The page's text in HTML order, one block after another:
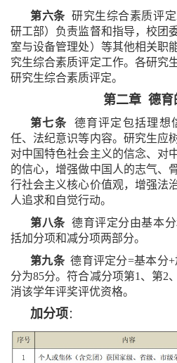
第六条研究生综合素质评
研工部）负责监督和指导，校团
室与设备管理处）等其他相关职
究生综合素质评定工作。各研究
研究生综合素质评定。
第二章 德育
第七条德育评定包括理想
任、法纪意识等内容。研究生应
对中国特色社会主义的信念、对
的信心，增强做中国人的志气、
行社会主义核心价值观，增强法
人追求和自觉行动。
第八条德育评定分由基本
括加分项和减分项两部分。
第九条德育评定分=基本分+
分为85分。符合减分项第1、第2
消该学年评奖评优资格。
加分项：